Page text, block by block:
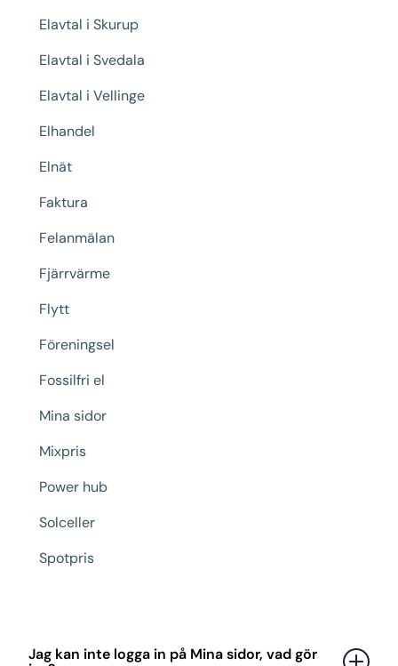
Elavtal i Skurup
Elavtal i Svedala
Elavtal i Vellinge
Elhandel
Elnät
Faktura
Felanmälan
Fjärrvärme
Flytt
Föreningsel
Fossilfri el
Mina sidor
Mixpris
Power hub
Solceller
Spotpris
Jag kan inte logga in på Mina sidor, vad gör